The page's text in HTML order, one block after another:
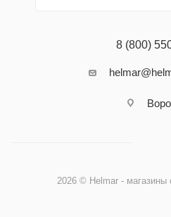
8 (800)
2026 © Helmar - магазины